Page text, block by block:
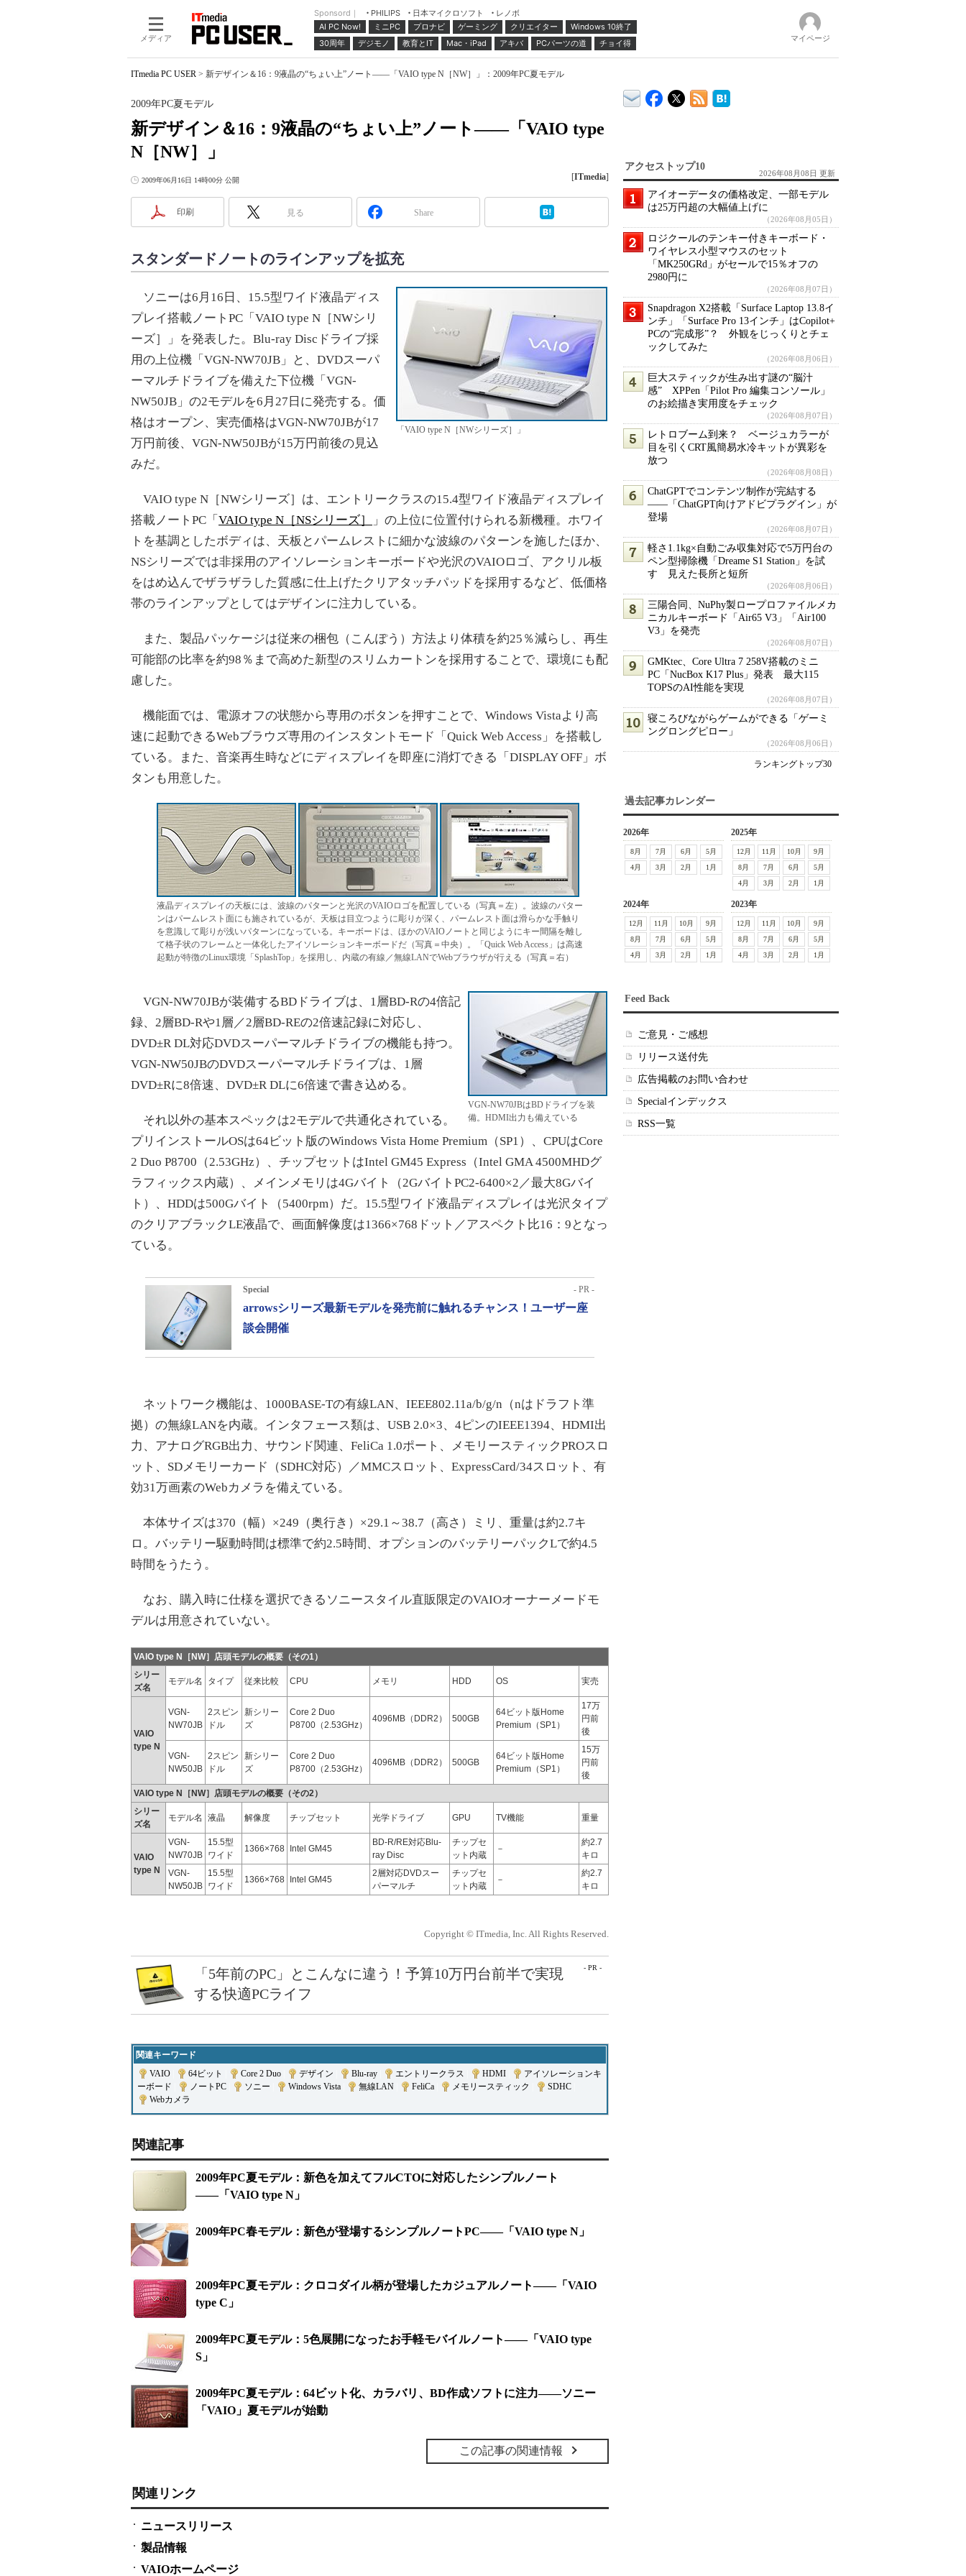
メディア
Sponsord｜ PHILIPS 日本マイクロソフト
レノボ
AI PC Now!
ミニPC プロナビ ゲーミング クリエイター
Windows 10終了
30周年
デジモノ 教育とIT Mac・iPad アキバ PCパーツの道 チョイ得 マイページ
ITmedia PC USER > 新デザイン＆16：9液晶の“ちょい上”ノート――「VAIO type N［NW］」：2009年PC夏モデル
新デザイン＆16：9液晶の“ちょい上”ノート――「VAIO type
N［NW］」
2009年PC夏モデル
2009年06月16日 14時00分 公開 [ITmedia]
印刷 見る Share
スタンダードノートのラインアップを拡充
「VAIO type N［NWシリーズ］」
ソニーは6月16日、15.5型ワイド液晶ディス
プレイ搭載ノートPC「VAIO type N［NWシリ
ーズ］」を発表した。Blu-ray Discドライブ採
用の上位機「VGN-NW70JB」と、DVDスーパ
ーマルチドライブを備えた下位機「VGN-
NW50JB」の2モデルを6月27日に発売する。価
格はオープン、実売価格はVGN-NW70JBが17
万円前後、VGN-NW50JBが15万円前後の見込
みだ。
VAIO type N［NWシリーズ］は、エントリークラスの15.4型ワイド液晶ディスプレイ
搭載ノートPC「 VAIO type N［NSシリーズ］
」の上位に位置付けられる新機種。ホワイ
トを基調としたボディは、天板とパームレストに細かな波線のパターンを施したほか、
NSシリーズでは非採用のアイソレーションキーボードや光沢のVAIOロゴ、アクリル板
をはめ込んでザラザラした質感に仕上げたクリアタッチパッドを採用するなど、低価格
帯のラインアップとしてはデザインに注力している。
また、製品パッケージは従来の梱包（こんぽう）方法より体積を約25％減らし、再生
可能部の比率を約98％まで高めた新型のスリムカートンを採用することで、環境にも配
慮した。
機能面では、電源オフの状態から専用のボタンを押すことで、Windows Vistaより高
速に起動できるWebブラウズ専用のインスタントモード「Quick Web Access」を搭載し
ている。また、音楽再生時などにディスプレイを即座に消灯できる「DISPLAY OFF」ボ
タンも用意した。
液晶ディスプレイの天板には、波線のパターンと光沢のVAIOロゴを配置している（写真＝左）。波線のパター
ンはパームレスト面にも施されているが、天板は目立つように彫りが深く、パームレスト面は滑らかな手触り
を意識して彫りが浅いパターンになっている。キーボードは、ほかのVAIOノートと同じようにキー間隔を離し
て格子状のフレームと一体化したアイソレーションキーボードだ（写真＝中央）。「Quick Web Access」は高速
起動が特徴のLinux環境「SplashTop」を採用し、内蔵の有線／無線LANでWebブラウザが行える（写真＝右）
VGN-NW70JBはBDドライブを装
備。HDMI出力も備えている
VGN-NW70JBが装備するBDドライブは、1層BD-Rの4倍記
録、2層BD-Rや1層／2層BD-REの2倍速記録に対応し、
DVD±R DL対応DVDスーパーマルチドライブの機能も持つ。
VGN-NW50JBのDVDスーパーマルチドライブは、1層
DVD±Rに8倍速、DVD±R DLに6倍速で書き込める。
それ以外の基本スペックは2モデルで共通化されている。
プリインストールOSは64ビット版のWindows Vista Home Premium（SP1）、CPUはCore
2 Duo P8700（2.53GHz）、チップセットはIntel GM45 Express（Intel GMA 4500MHDグ
ラフィックス内蔵）、メインメモリは4Gバイト（2GバイトPC2-6400×2／最大8Gバイ
ト）、HDDは500Gバイト（5400rpm）だ。15.5型ワイド液晶ディスプレイは光沢タイプ
のクリアブラックLE液晶で、画面解像度は1366×768ドット／アスペクト比16：9となっ
ている。
Special - PR -
arrowsシリーズ最新モデルを発売前に触れるチャンス！ユーザー座
談会開催
ネットワーク機能は、1000BASE-Tの有線LAN、IEEE802.11a/b/g/n（nはドラフト準
拠）の無線LANを内蔵。インタフェース類は、USB 2.0×3、4ピンのIEEE1394、HDMI出
力、アナログRGB出力、サウンド関連、FeliCa 1.0ポート、メモリースティックPROスロ
ット、SDメモリーカード（SDHC対応）／MMCスロット、ExpressCard/34スロット、有
効31万画素のWebカメラを備えている。
本体サイズは370（幅）×249（奥行き）×29.1～38.7（高さ）ミリ、重量は約2.7キ
ロ。バッテリー駆動時間は標準で約2.5時間、オプションのバッテリーパックLで約4.5
時間をうたう。
なお、購入時に仕様を選択できるソニースタイル直販限定のVAIOオーナーメードモ
デルは用意されていない。
VAIO type N［NW］店頭モデルの概要（その1）
シリー
ズ名
モデル名 タイプ 従来比較 CPU メモリ HDD OS 実売
VAIO
type N
VGN-
NW70JB
2スピン
ドル
新シリー
ズ
Core 2 Duo
P8700（2.53GHz）
4096MB（DDR2） 500GB
64ビット版Home
Premium（SP1）
17万
円前
後
VGN-
NW50JB
2スピン
ドル
新シリー
ズ
Core 2 Duo
P8700（2.53GHz）
4096MB（DDR2） 500GB
64ビット版Home
Premium（SP1）
15万
円前
後
VAIO type N［NW］店頭モデルの概要（その2）
シリー
ズ名
モデル名 液晶 解像度 チップセット 光学ドライブ GPU TV機能 重量
VAIO
type N
VGN-
NW70JB
15.5型
ワイド
1366×768 Intel GM45
BD-R/RE対応Blu-
ray Disc
チップセ
ット内蔵
－
約2.7
キロ
VGN-
NW50JB
15.5型
ワイド
1366×768 Intel GM45
2層対応DVDスー
パーマルチ
チップセ
ット内蔵
－
約2.7
キロ
Copyright © ITmedia, Inc. All Rights Reserved.
- PR -
「5年前のPC」とこんなに違う！予算10万円台前半で実現
する快適PCライフ
関連キーワード
VAIO
64ビット Core 2 Duo デザイン Blu-ray エントリークラス HDMI
アイソレーションキ
ーボード
ノートPC ソニー Windows Vista 無線LAN FeliCa メモリースティック SDHC
Webカメラ
関連記事
2009年PC夏モデル：新色を加えてフルCTOに対応したシンプルノート
――「VAIO type N」
2009年PC春モデル：新色が登場するシンプルノートPC――「VAIO type N」
2009年PC夏モデル：クロコダイル柄が登場したカジュアルノート――「VAIO
type C」
2009年PC夏モデル：5色展開になったお手軽モバイルノート――「VAIO type
S」
2009年PC夏モデル：64ビット化、カラバリ、BD作成ソフトに注力――ソニー
「VAIO」夏モデルが始動
この記事の関連情報
関連リンク
ニュースリリース
製品情報
VAIOホームページ
アクセストップ10
2026年08月08日 更新
アイオーデータの価格改定、一部モデル
は25万円超の大幅値上げに
（2026年08月05日）
ロジクールのテンキー付きキーボード・
ワイヤレス小型マウスのセット
「MK250GRd」がセールで15％オフの
2980円に
（2026年08月07日）
Snapdragon X2搭載「Surface Laptop 13.8イ
ンチ」「Surface Pro 13インチ」はCopilot+
PCの“完成形”？ 外観をじっくりとチェ
ックしてみた
（2026年08月06日）
巨大スティックが生み出す謎の“脳汁
感” XPPen「Pilot Pro 編集コンソール」
のお絵描き実用度をチェック
（2026年08月07日）
レトロブーム到来？ ベージュカラーが
目を引くCRT風簡易水冷キットが異彩を
放つ
（2026年08月08日）
ChatGPTでコンテンツ制作が完結する
――「ChatGPT向けアドビプラグイン」が
登場
（2026年08月07日）
軽さ1.1kg×自動ごみ収集対応で5万円台の
ペン型掃除機「Dreame S1 Station」を試
す 見えた長所と短所
（2026年08月06日）
三陽合同、NuPhy製ロープロファイルメカ
ニカルキーボード「Air65 V3」「Air100
V3」を発売
（2026年08月07日）
GMKtec、Core Ultra 7 258V搭載のミニ
PC「NucBox K17 Plus」発表 最大115
TOPSのAI性能を実現
（2026年08月07日）
寝ころびながらゲームができる「ゲーミ
ングロングピロー」
（2026年08月06日）
ランキングトップ30
過去記事カレンダー
2026年
8月 7月 6月
5月
4月
3月 2月 1月
2025年
12月 11月 10月
9月
8月
7月 6月
5月
4月
3月 2月 1月
2024年
12月 11月 10月
9月
8月
7月 6月
5月
4月
3月 2月 1月
2023年
12月 11月 10月
9月
8月
7月 6月
5月
4月
3月 2月 1月
Feed Back
ご意見・ご感想
リリース送付先
広告掲載のお問い合わせ
Specialインデックス
RSS一覧